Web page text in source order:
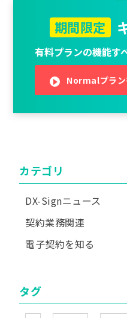
期間限定
有料プランの機能す
Normalプラン
カテゴリ
DX-Signニュース
契約業務関連
電子契約を知る
タグ